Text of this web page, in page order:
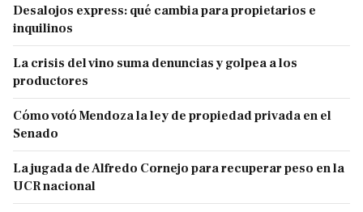
Desalojos express: qué cambia para propietarios e
inquilinos
La crisis del vino suma denuncias y golpea a los
productores
Cómo votó Mendoza la ley de propiedad privada en el
Senado
La jugada de Alfredo Cornejo para recuperar peso en la
UCR nacional